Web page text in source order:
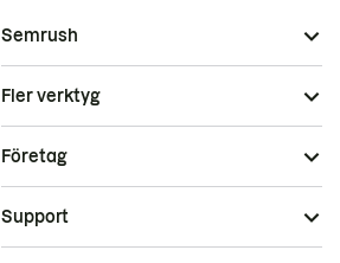
Semrush
Fler verktyg
Företag
Support